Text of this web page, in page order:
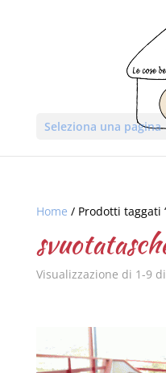
Seleziona una pagina
Home / Prodotti taggati
Visualizzazione di 1-9